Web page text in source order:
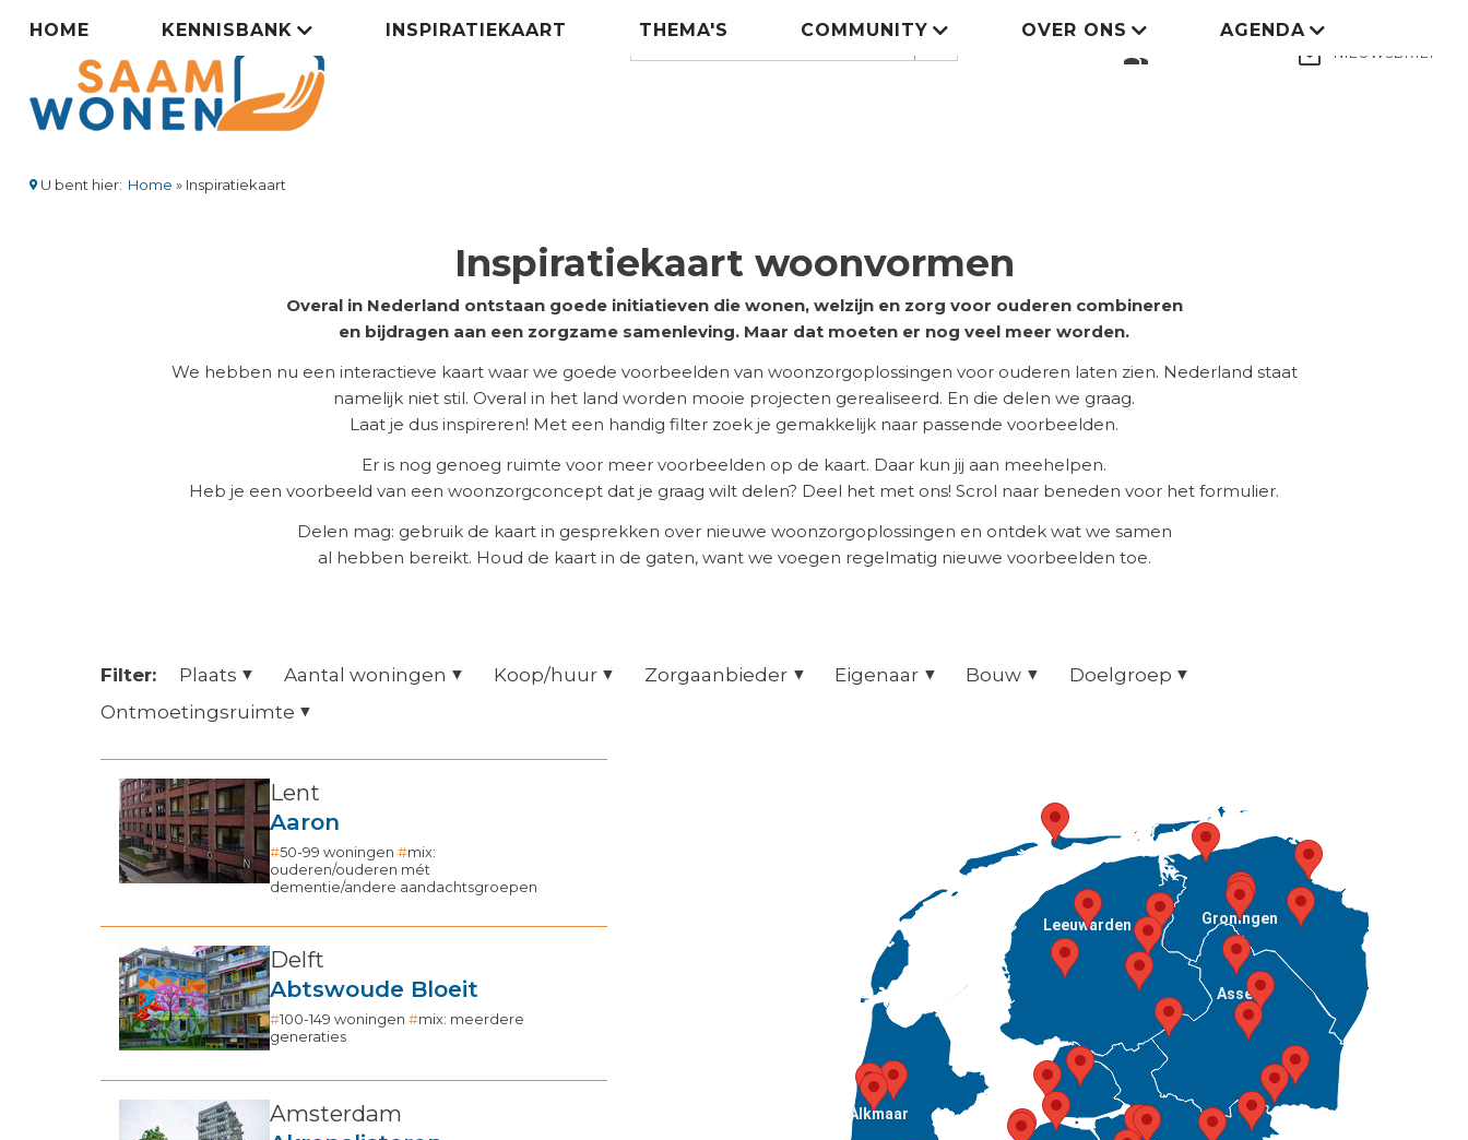
gaan
Zoeken search
group mail_outline NIEUWSBRIEF
Zorgsaamwonen
menu
HOME KENNISBANK INSPIRATIEKAART THEMA'S COMMUNITY OVER ONS AGENDA
U bent hier: Home Inspiratiekaart
Inspiratiekaart woonvormen
Overal in Nederland ontstaan goede initiatieven die wonen, welzijn en zorg voor ouderen combineren
en bijdragen aan een zorgzame samenleving. Maar dat moeten er nog veel meer worden.
We hebben nu een interactieve kaart waar we goede voorbeelden van woonzorgoplossingen voor ouderen laten zien. Nederland staat
namelijk niet stil. Overal in het land worden mooie projecten gerealiseerd. En die delen we graag.
Laat je dus inspireren! Met een handig filter zoek je gemakkelijk naar passende voorbeelden.
Er is nog genoeg ruimte voor meer voorbeelden op de kaart. Daar kun jij aan meehelpen.
Heb je een voorbeeld van een woonzorgconcept dat je graag wilt delen? Deel het met ons! Scrol naar beneden voor het formulier.
Delen mag: gebruik de kaart in gesprekken over nieuwe woonzorgoplossingen en ontdek wat we samen
al hebben bereikt. Houd de kaart in de gaten, want we voegen regelmatig nieuwe voorbeelden toe.